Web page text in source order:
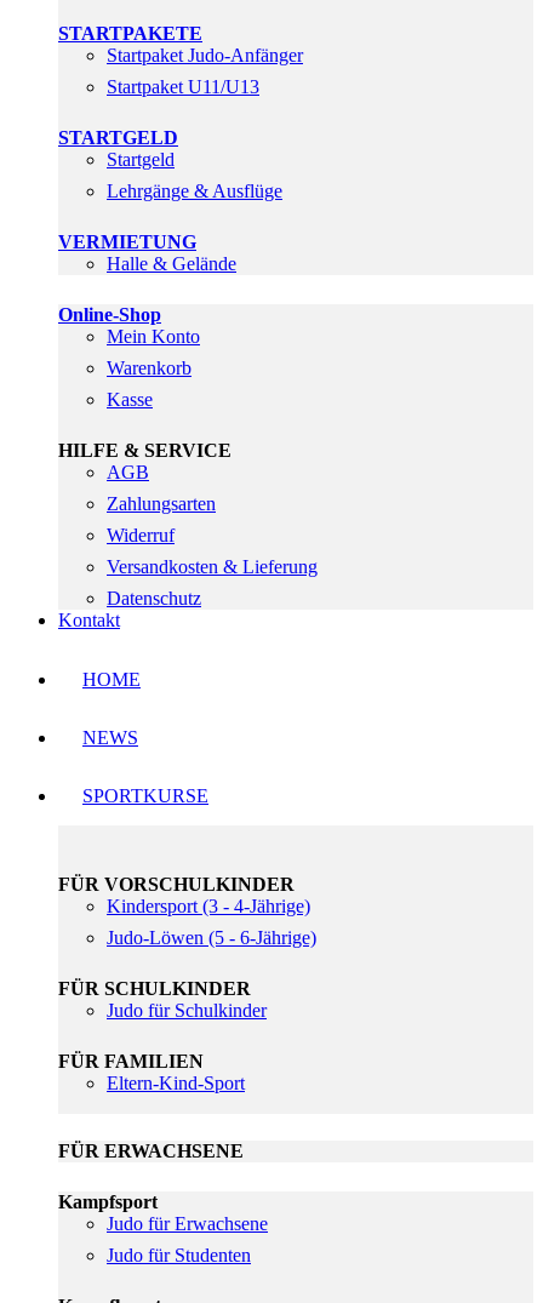
STARTPAKETE
Startpaket Judo-Anfänger
Startpaket U11/U13
STARTGELD
Startgeld
Lehrgänge & Ausflüge
VERMIETUNG
Halle & Gelände
Online-Shop
Mein Konto
Warenkorb
Kasse
HILFE & SERVICE
AGB
Zahlungsarten
Widerruf
Versandkosten & Lieferung
Datenschutz
Kontakt
HOME
NEWS
SPORTKURSE
FÜR VORSCHULKINDER
Kindersport (3 - 4-Jährige)
Judo-Löwen (5 - 6-Jährige)
FÜR SCHULKINDER
Judo für Schulkinder
FÜR FAMILIEN
Eltern-Kind-Sport
FÜR ERWACHSENE
Kampfsport
Judo für Erwachsene
Judo für Studenten